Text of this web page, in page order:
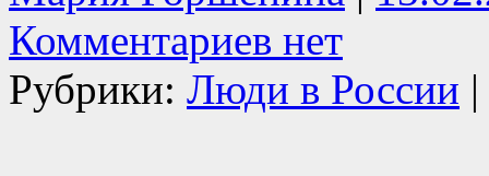
Комментариев нет
Рубрики: Люди в России |